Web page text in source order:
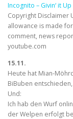
Incognito – Givin‘ it Up
Copyright Disclaimer
allowance is made
comment, news
youtube.com
15.11.
Heute hat Mian-
BiBuben
Und:
Ich hab den Wurf
der Welpen erfolgt